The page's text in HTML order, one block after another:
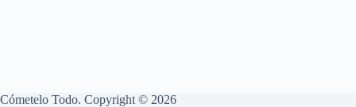
Cómetelo Todo. Copyright © 2026